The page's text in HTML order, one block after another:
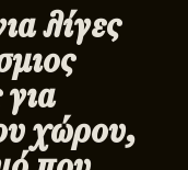
λίγες
χώρου,